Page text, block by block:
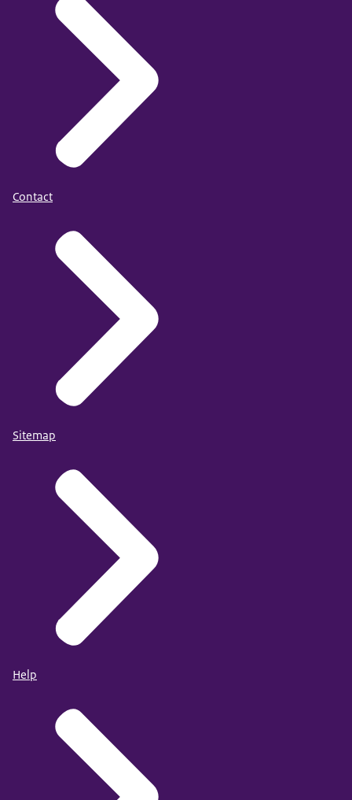
Contact
Sitemap
Help